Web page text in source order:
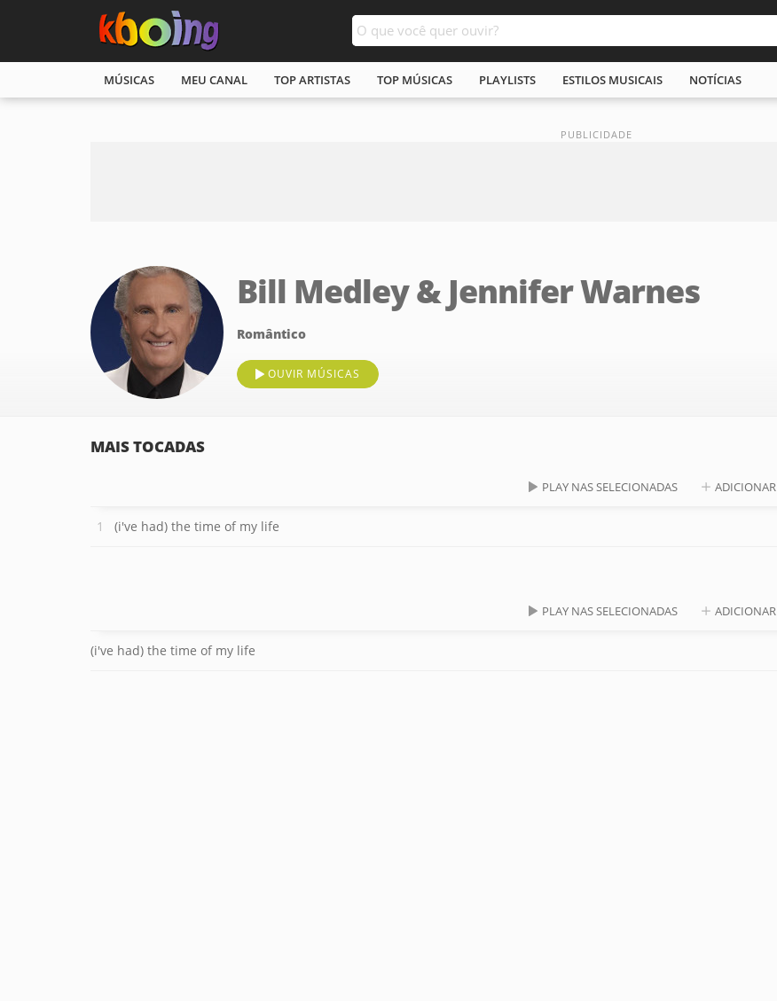
MÚSICAS MEU CANAL TOP ARTISTAS TOP MÚSICAS PLAYLISTS ESTILOS MUSICAIS NOTÍCIAS
Bill Medley & Jennifer Warnes
Romântico
OUVIR MÚSICAS
MAIS TOCADAS
PLAY NAS SELECIONADAS ADICIONAR
(i've had) the time of my life
PLAY NAS SELECIONADAS ADICIONAR
(i've had) the time of my life